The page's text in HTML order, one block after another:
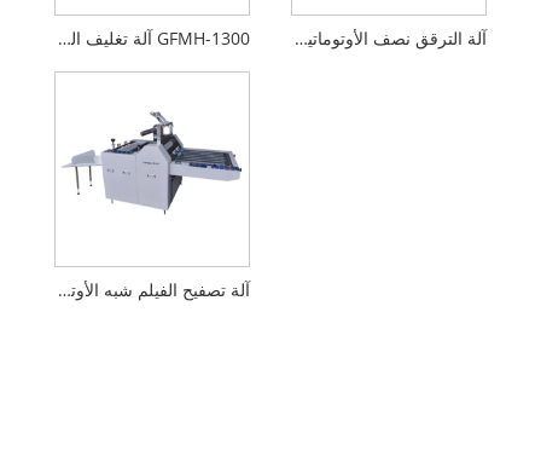
GFMH-1300 آلة تغليف الفلوت شبه الأوتوماتيكية 5 طبقات آلة الترقق نصف الأوتوماتيكية (مع النقش)
آلة تصفيح الفيلم شبه الأوتوماتيكية